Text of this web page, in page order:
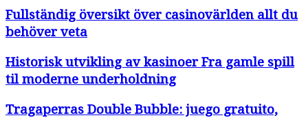
Fullständig översikt över casinovärlden allt du
behöver veta
Historisk utvikling av kasinoer Fra gamle spill
til moderne underholdning
Tragaperras Double Bubble: juego gratuito,